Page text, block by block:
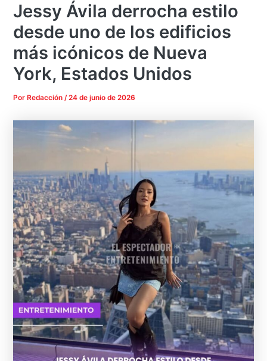
Jessy Ávila derrocha estilo
desde uno de los edificios
más icónicos de Nueva
York, Estados Unidos
Por Redacción/24 de junio de 2026